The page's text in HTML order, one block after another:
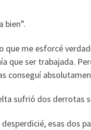
bien”.
que me esforcé
que ser trabajada.
conseguí
sufrió dos derrotas
esas dos